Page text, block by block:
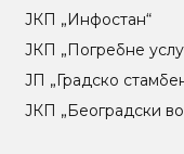
ЈКП „Инфостан“
ЈКП „Погребне
ЈП „Градско
ЈКП „Београдски